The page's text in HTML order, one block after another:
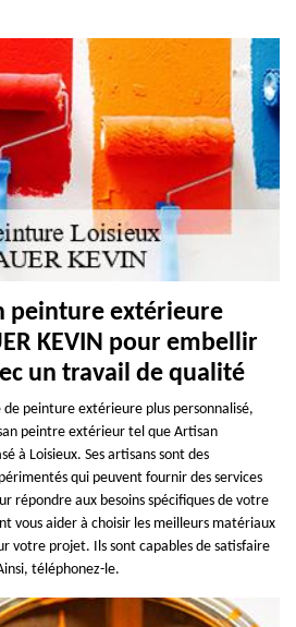
peinture extérieure
KEVIN pour embellir
un travail de qualité
de peinture extérieure plus personnalisé,
peintre extérieur tel que Artisan
à Loisieux. Ses artisans sont des
qui peuvent fournir des services
répondre aux besoins spécifiques de votre
vous aider à choisir les meilleurs matériaux
votre projet. Ils sont capables de satisfaire
téléphonez-le.